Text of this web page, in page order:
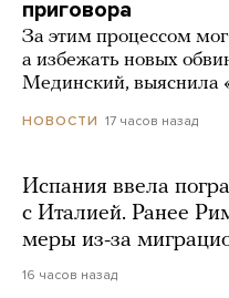
приговора
За этим процессом
а избежать новых
Мединский, выяснила
НОВОСТИ 17 часов назад
Испания ввела
с Италией. Ранее
меры из-за
16 часов назад